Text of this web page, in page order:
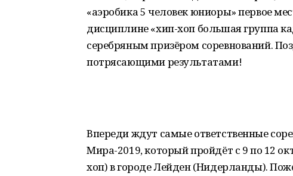
«аэробика 5 человек юниоры» первое
дисциплине «хип-хоп большая группа
серебряным призёром соревнований.
потрясающими результатами!
Впереди ждут самые ответственные
Мира-2019, который пройдёт с 9 по 12
хоп) в городе Лейден (Нидерланды).